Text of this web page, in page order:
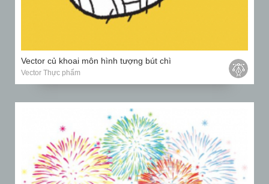
Vector củ khoai môn hình tượng bút chì
Vector Thực phẩm